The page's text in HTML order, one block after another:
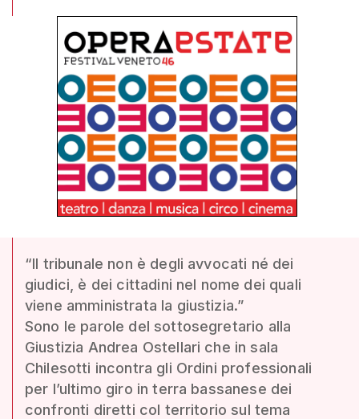
“Il tribunale non è degli avvocati né dei
giudici, è dei cittadini nel nome dei quali
viene amministrata la giustizia.”
Sono le parole del sottosegretario alla
Giustizia Andrea Ostellari che in sala
Chilesotti incontra gli Ordini professionali
per l’ultimo giro in terra bassanese dei
confronti diretti col territorio sul tema